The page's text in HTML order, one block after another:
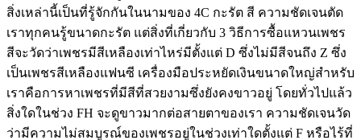
สิ่งเหล่านี้เป็นที่รู้จักกันในนามของ 4C กะรัต สี ความชัดเจนตัด
เราทุกคนรู้ขนาดกะรัต แต่สิ่งที่เกี่ยวกับ 3 วิธีการซื้อแหวนเพชร
สีจะวัดว่าเพชรมีสีเหลืองเท่าไหร่มีตั้งแต่ D ซึ่งไม่มีสีจนถึง Z ซึ่ง
เป็นเพชรสีเหลืองแฟนซี เครื่องมือประหยัดเงินขนาดใหญ่สำหรับ
เราคือการหาเพชรที่มีสีที่สวยงามซึ่งยังคงขาวอยู่ โดยทั่วไปแล้ว
สิ่งใดในช่วง FH จะดูขาวมากต่อสายตาของเรา ความชัดเจนวัด
ว่ามีความไม่สมบูรณ์ของเพชรอยู่ในช่วงเท่าใดตั้งแต่ F หรือไร้ที่